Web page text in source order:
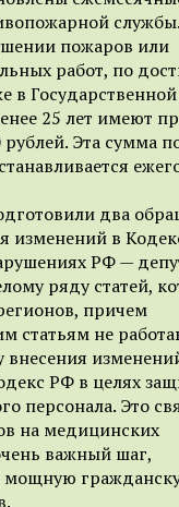
службы.
пожаров или
работ, по
в Государственной
25 лет имеют
Эта сумма
два
изменений в
РФ —
ряду статей,
причем
статьям не
РФ в целях
персонала. Это
на медицинских
важный шаг,
мощную